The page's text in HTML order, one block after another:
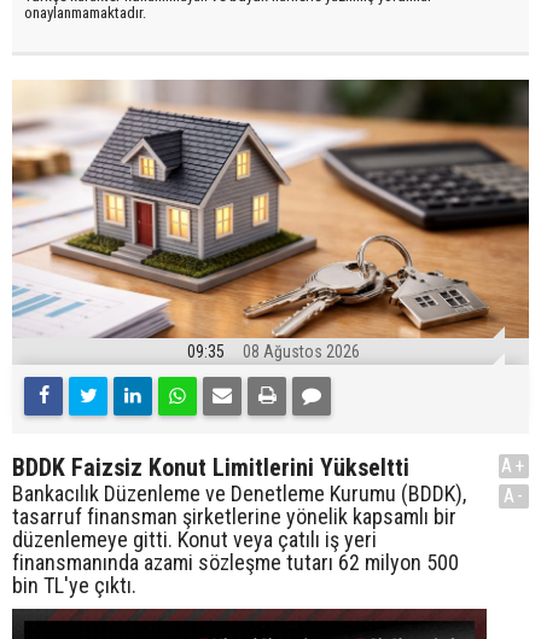
onaylanmamaktadır.
09:35 08 Ağustos 2026
BDDK Faizsiz Konut Limitlerini Yükseltti
Bankacılık Düzenleme ve Denetleme Kurumu (BDDK),
tasarruf finansman şirketlerine yönelik kapsamlı bir
düzenlemeye gitti. Konut veya çatılı iş yeri
finansmanında azami sözleşme tutarı 62 milyon 500
bin TL'ye çıktı.
A+
A-